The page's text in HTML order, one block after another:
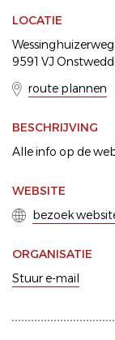
LOCATIE
Wessinghuizerweg
9591 VJ
route plannen
BESCHRIJVING
Alle info op de
WEBSITE
bezoek
ORGANISATIE
Stuur e-mail